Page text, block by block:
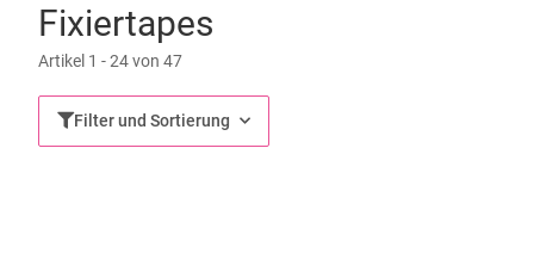
Fixiertapes
Artikel 1 - 24 von 47
Filter und Sortierung